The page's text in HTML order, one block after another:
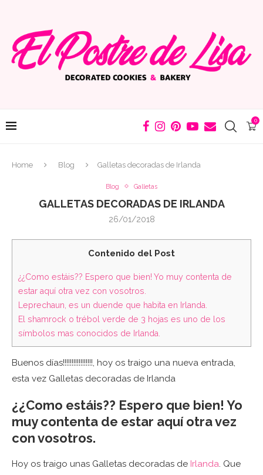
0
Home Blog Galletas decoradas de Irlanda
Blog Galletas
GALLETAS DECORADAS DE IRLANDA
26/01/2018
Contenido del Post
¿¿Como estáis?? Espero que bien! Yo muy contenta de
estar aquí otra vez con vosotros.
Leprechaun, es un duende que habita en Irlanda.
El shamrock o trébol verde de 3 hojas es uno de los
símbolos mas conocidos de Irlanda.
Buenos días!!!!!!!!!!!!!!!!!, hoy os traigo una nueva entrada,
esta vez Galletas decoradas de Irlanda
¿¿Como estáis?? Espero que bien! Yo
muy contenta de estar aquí otra vez
con vosotros.
Hoy os traigo unas Galletas decoradas de Irlanda. Que